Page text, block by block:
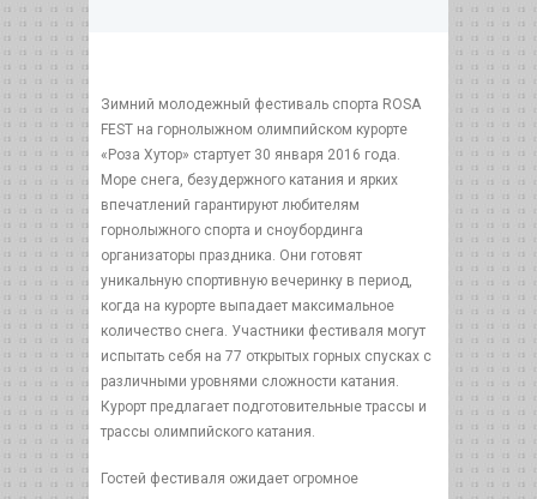
Зимний молодежный фестиваль спорта ROSA
FEST на горнолыжном олимпийском курорте
«Роза Хутор» стартует 30 января 2016 года.
Море снега, безудержного катания и ярких
впечатлений гарантируют любителям
горнолыжного спорта и сноубординга
организаторы праздника. Они готовят
уникальную спортивную вечеринку в период,
когда на курорте выпадает максимальное
количество снега. Участники фестиваля могут
испытать себя на 77 открытых горных спусках с
различными уровнями сложности катания.
Курорт предлагает подготовительные трассы и
трассы олимпийского катания.
Гостей фестиваля ожидает огромное